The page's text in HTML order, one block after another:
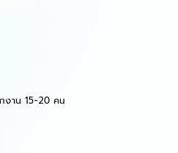
งาน 15-20 คน